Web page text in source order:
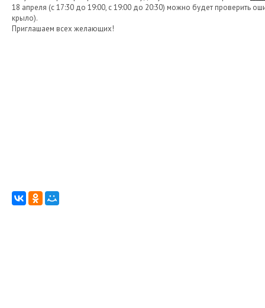
18 апреля (с 17:30 до 19:00, с 19:00 до 20:30) можно будет проверить
крыло).
Приглашаем всех желающих!